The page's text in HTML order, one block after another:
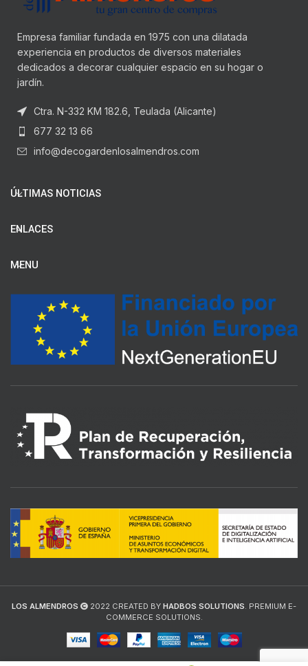
Empresa familiar fundada en 1975 con una dilatada
experiencia en productos de diversos materiales
dedicados a decorar cualquier espacio en su hogar o
jardín.
Ctra. N-332 KM 182.6, Teulada (Alicante)
677 32 13 66
info@decogardenlosalmendros.com
ÚLTIMAS NOTICIAS
ENLACES
MENU
LOS ALMENDROS 2022 CREATED BY HADBOS SOLUTIONS. PREMIUM E-
COMMERCE SOLUTIONS.